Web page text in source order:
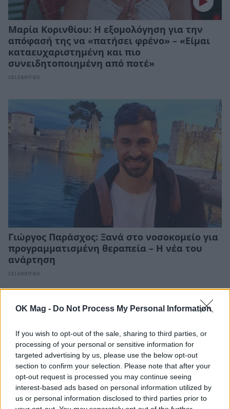
OK Mag - Do Not Process My Personal Information
If you wish to opt-out of the sale, sharing to third parties, or
processing of your personal or sensitive information for
targeted advertising by us, please use the below opt-out
section to confirm your selection. Please note that after your
opt-out request is processed you may continue seeing
interest-based ads based on personal information utilized by
us or personal information disclosed to third parties prior to
Μαρία Κορινθίου: Η εξομολόγηση για την
απόφασή της να «πατήσει φρένο» – «Είμαι
καταευχαριστημένη και πιο
συνειδητοποιημένη από ποτέ»
CELEBRITIES
Γιώργος Παράσχος: Ξανά στο νοσοκομείο για
προγραμματισμένη θεραπεία – Η νέα του
ανάρτηση
CELEBRITIES